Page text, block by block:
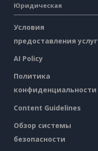
Юридическая
Условия
предоставления услуг
AI Policy
Политика
конфиденциальности
Content Guidelines
Обзор системы
безопасности